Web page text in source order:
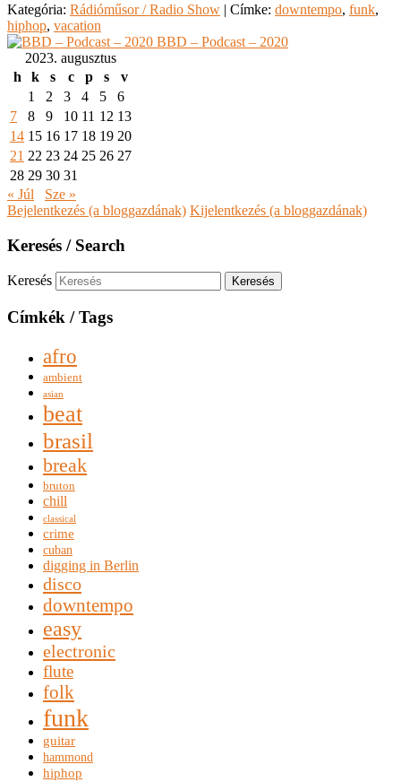
Kategória: Rádióműsor / Radio Show | Címke: downtempo, funk,
hiphop, vacation
BBD – Podcast – 2020
2023. augusztus
h
k s c p s
v
1
2 3 4 5
6
7
8 9 10 11 12 13
14 15 16 17 18 19 20
21 22 23 24 25 26 27
28 29 30 31
« Júl
Sze »
Bejelentkezés (a bloggazdának) Kijelentkezés (a bloggazdának)
Keresés / Search
Keresés
Címkék / Tags
afro
ambient
asian
beat
brasil
break
bruton
chill
classical
crime
cuban
digging in Berlin
disco
downtempo
easy
electronic
flute
folk
funk
guitar
hammond
hiphop